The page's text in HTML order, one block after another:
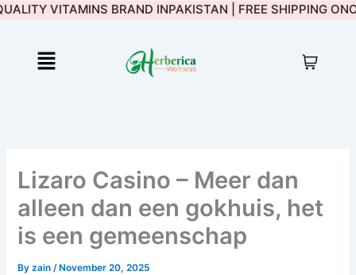
SkipVITAMINS BRAND INPAKISTAN | FREE SHIPPING ON
Menu
Lizaro Casino – Meer dan
alleen dan een gokhuis, het
is een gemeenschap
Byzain/ November 20, 2025